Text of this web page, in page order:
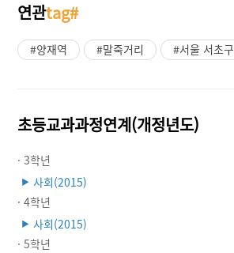
연관tag#
#양재역 #말죽거리 #서울 서초구
초등교과과정연계(개정년도)
· 3학년
▶ 사회(2015)
· 4학년
▶ 사회(2015)
· 5학년